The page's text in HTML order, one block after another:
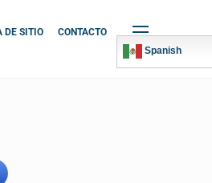
DE SITIO
CONTACTO
Spanish
Widgets